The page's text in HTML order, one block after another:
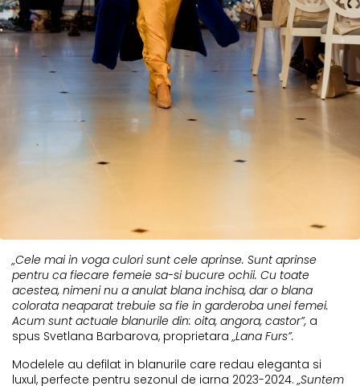
„Cele mai in voga culori sunt cele aprinse. Sunt aprinse
pentru ca fiecare femeie sa-si bucure ochii. Cu toate
acestea, nimeni nu a anulat blana inchisa, dar o blana
colorata neaparat trebuie sa fie in garderoba unei femei.
Acum sunt actuale blanurile din: oita, angora, castor”, a
spus Svetlana Barbarova, proprietara „Lana Furs”.
Modelele au defilat in blanurile care redau eleganta si
luxul, perfecte pentru sezonul de iarna 2023-2024. „Suntem